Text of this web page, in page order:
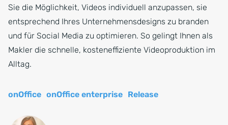
Sie die Möglichkeit, Videos individuell anzupassen, sie
entsprechend Ihres Unternehmensdesigns zu branden
und für Social Media zu optimieren. So gelingt Ihnen als
Makler die schnelle, kosteneffiziente Videoproduktion im
Alltag.
onOffice onOffice enterprise Release